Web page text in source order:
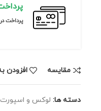
پرداخت
مقايسه افزودن
دسته ها: لوکس و اسپورت